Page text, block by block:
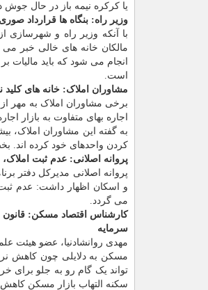
یا کرکره نیمه باز در حال
وزیر راه: بنگاه ها قرارداد
با آنکه وزیر راه و
مالکان خانه های خالی خبر می
انجام می شود که باید مالیات
است.
مشاوران املاک: خانه های کلید
برخی مشاوران املاک به مهر
اجاره بهای متفاوت به بازار
به گفته این مشاوران املاک،
کردن واحدهای خود کرده اند.
پروانه اصلانی: عدم ثبت
پروانه اصلانی مدیرکل دفتر
و اسکان اظهار داشت: عدم
می گردد.
کارشناس اقتصاد مسکن: قانون
سرمایه
مهدی روانشادنیا، عضو هیئت
مسکن به دلایلی چون کاهش نرخ
تواند یک گام رو به جلو برای
سکنه التهاب بازار مسکن